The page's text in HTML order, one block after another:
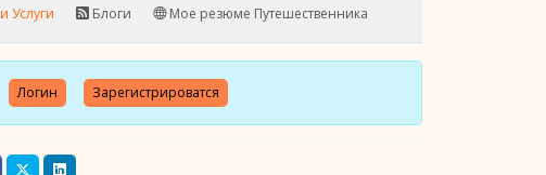
Услуги Блоги Мое резюме Путешественника
Логин Зарегистрироватся